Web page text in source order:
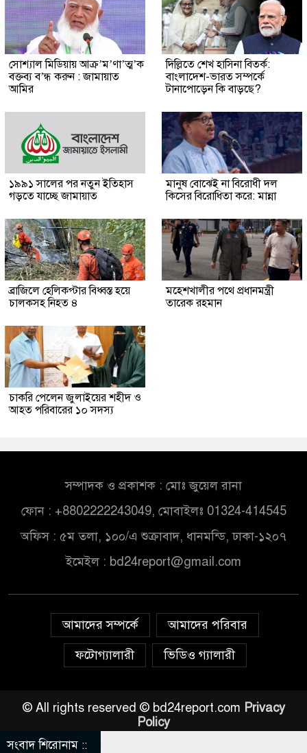
সোশ্যাল মিডিয়ায় আক্র’ম’ণা’ত্ম’ক
বক্তব্য ব’ন্ধ করুন : জামায়াত
আমির
দিল্লিতে শেখ হাসিনা বিতর্ক:
বাংলাদেশ-ভারত সম্পর্কে
টানাপোড়েন কি বাড়ছে?
১৯৯১ সালের পর নতুন ইতিহাস
গড়তে যাচ্ছে জামায়াত
মানুষ বোঝেই না বিরোধী দল
কিসের বিরোধিতা করে: মান্না
ব্রাজিলে হেলিকপ্টার বিধ্বস্ত হয়ে
চালকসহ নিহত ৪
মহেশখালীর পথে প্রধানমন্ত্রী
তারেক রহমান
চাকরি পেলেন জুলাইয়ের শহীদ ও
আহত পরিবারের ১০ সদস্য
সম্পাদক ও প্রকাশক : মোঃ জুয়েল রানা
ফোন : +8802222243049, মোবাইলঃ 01324-414545
অফিস : ৫ম তলা, ১০০/এ শুক্রাবাদ, ধানমন্ডি, ঢাকা-১২০৭
ইমেইল : bd24report@gmail.com
আমাদের সম্পর্কে
আমাদের পরিবার
ফটোগ্যালারী
ভিডিও গ্যালারী
© All rights reserved © bd24report.com Privacy
Policy
সংবাদ শিরোনাম ::
৬ মন্ত্রী-প্রতিমন্ত্রী